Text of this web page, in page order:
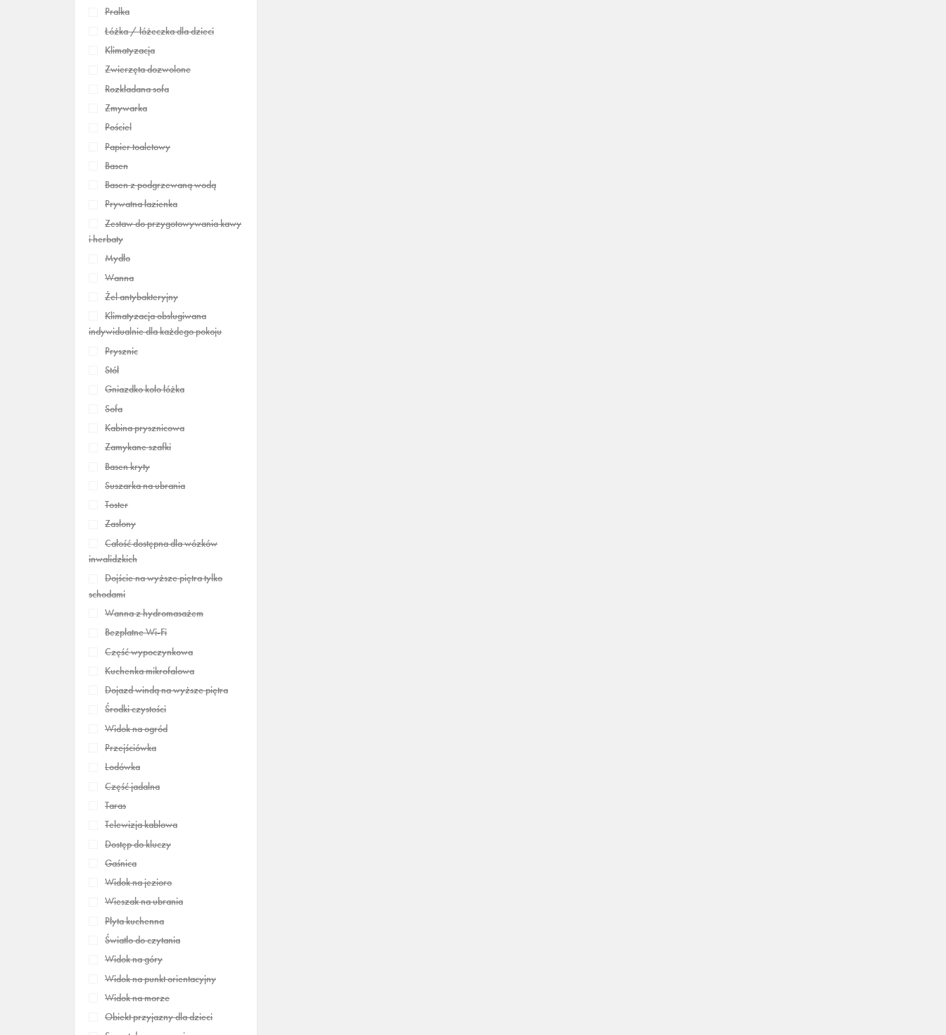
Pralka
Łóżka / łóżeczka dla dzieci
Klimatyzacja
Zwierzęta dozwolone
Rozkładana sofa
Zmywarka
Pościel
Papier toaletowy
Basen
Basen z podgrzewaną wodą
Prywatna łazienka
Zestaw do przygotowywania kawy
i herbaty
Mydło
Wanna
Żel antybakteryjny
Klimatyzacja obsługiwana
indywidualnie dla każdego pokoju
Prysznic
Stół
Gniazdko koło łóżka
Sofa
Kabina prysznicowa
Zamykane szafki
Basen kryty
Suszarka na ubrania
Toster
Zasłony
Całość dostępna dla wózków
inwalidzkich
Dojście na wyższe piętra tylko
schodami
Wanna z hydromasażem
Bezpłatne Wi-Fi
Część wypoczynkowa
Kuchenka mikrofalowa
Dojazd windą na wyższe piętra
Środki czystości
Widok na ogród
Przejściówka
Lodówka
Część jadalna
Taras
Telewizja kablowa
Dostęp do kluczy
Gaśnica
Widok na jezioro
Wieszak na ubrania
Płyta kuchenna
Światło do czytania
Widok na góry
Widok na punkt orientacyjny
Widok na morze
Obiekt przyjazny dla dzieci